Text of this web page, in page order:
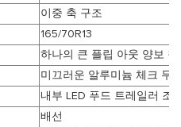
이중 축 구조
165/70R13
하나의 큰 플립 아웃 양보 창
미끄러운 알루미늄 체크 무
내부 LED 푸드 트레일러 조
배선